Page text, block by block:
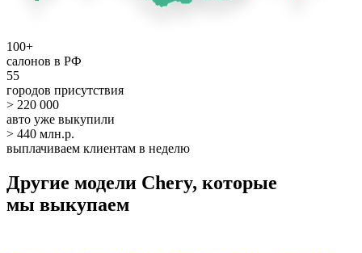
100+
салонов в РФ
55
городов присутствия
> 220 000
авто уже выкупили
> 440 млн.р.
выплачиваем клиентам в неделю
Другие модели Chery, которые
мы выкупаем